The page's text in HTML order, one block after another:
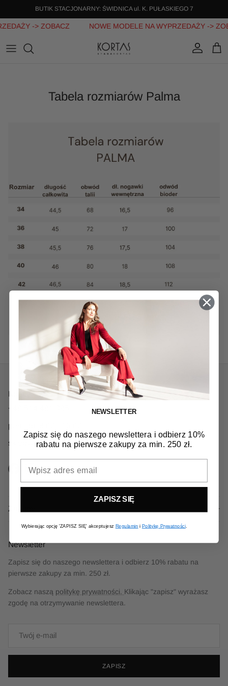
BUTIK STACJONARNY: ŚWIDNICA ul. K. PUŁASKIEGO 7
-> ZOBACZ NOWE MODELE NA WYPRZEDAŻY ->
Konto
Tabela rozmiarów Palma
Kontakt
+48 514 481 385
pon - pt: 8:00 - 16:00
sklep@kortas.pl
Facebook
Instagram
Zakupy
Newsletter
Zapisz się do naszego newslettera i odbierz 10% rabatu na
pierwsze zakupy za min. 250 zł.
Zobacz naszą politykę prywatności. Klikając "zapisz" wyrażasz
zgodę na otrzymywanie newslettera.
ZAPISZ
NEWSLETTER
Zapisz się do naszego newslettera i odbierz 10%
rabatu na pierwsze zakupy za min. 250 zł.
ZAPISZ SIĘ
Wybierając opcję 'ZAPISZ SIĘ' akceptujesz Regulamin i Politykę Prywatności.